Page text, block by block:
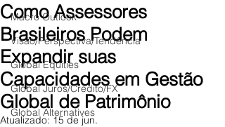
Macro Outlook
Visão/Perspectiva/Tendência
Global Equities
Global Juros/Credito/FX
Global Alternatives
Como Assessores
Brasileiros Podem
Expandir suas
Capacidades em Gestão
Global de Patrimônio
Atualizado:15 de jun.